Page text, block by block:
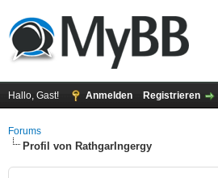
Hallo, Gast! Anmelden Registrieren
Forums
Profil von RathgarIngergy